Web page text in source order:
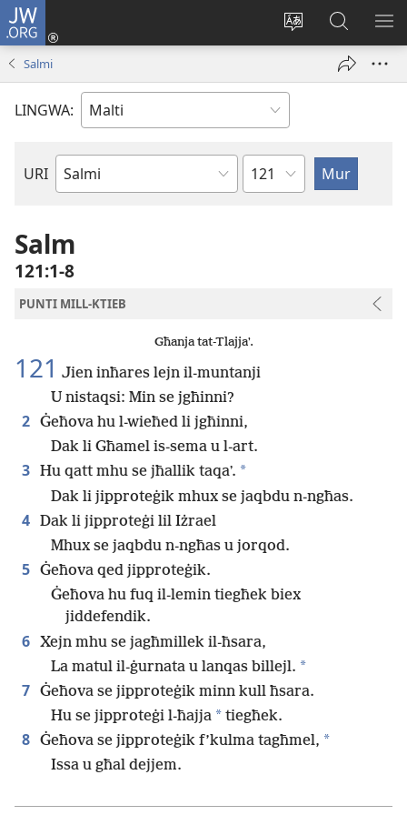
JW.ORG
Biddel
lingwa
Illoggja
(opens
Fittex
f’JW.ORG
Salmi
LINGWA:
URI
Ktieb
Kapitlu
Salm
121:1-8
PUNTI MILL-KTIEB
Għanja tat-Tlajjaʼ.
121 Jien inħares lejn il-muntanji
U nistaqsi: Min se jgħinni?
2 Ġeħova hu l-wieħed li jgħinni,
Dak li Għamel is-sema u l-art.
3 Hu qatt mhu se jħallik taqaʼ. *
Dak li jipproteġik mhux se jaqbdu n-ngħas.
4 Dak li jipproteġi lil Iżrael
Mhux se jaqbdu n-ngħas u jorqod.
5 Ġeħova qed jipproteġik.
Ġeħova hu fuq il-lemin tiegħek biex
jiddefendik.
6 Xejn mhu se jagħmillek il-ħsara,
La matul il-ġurnata u lanqas billejl. *
7 Ġeħova se jipproteġik minn kull ħsara.
Hu se jipproteġi l-ħajja * tiegħek.
8 Ġeħova se jipproteġik f’kulma tagħmel, *
Issa u għal dejjem.